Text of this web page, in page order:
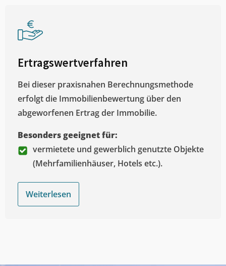
Ertragswertverfahren
Bei dieser praxisnahen Berechnungsmethode
erfolgt die Immobilienbewertung über den
abgeworfenen Ertrag der Immobilie.
Besonders geeignet für:
vermietete und gewerblich genutzte Objekte
(Mehrfamilienhäuser, Hotels etc.).
Weiterlesen